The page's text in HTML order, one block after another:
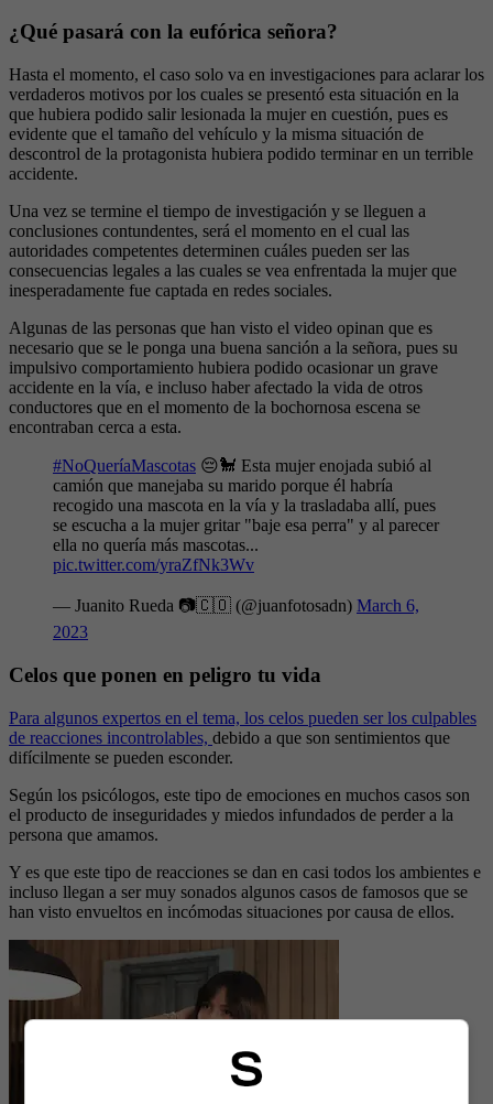
¿Qué pasará con la eufórica señora?
Hasta el momento, el caso solo va en investigaciones para aclarar los
verdaderos motivos por los cuales se presentó esta situación en la
que hubiera podido salir lesionada la mujer en cuestión, pues es
evidente que el tamaño del vehículo y la misma situación de
descontrol de la protagonista hubiera podido terminar en un terrible
accidente.
Una vez se termine el tiempo de investigación y se lleguen a
conclusiones contundentes, será el momento en el cual las
autoridades competentes determinen cuáles pueden ser las
consecuencias legales a las cuales se vea enfrentada la mujer que
inesperadamente fue captada en redes sociales.
Algunas de las personas que han visto el video opinan que es
necesario que se le ponga una buena sanción a la señora, pues su
impulsivo comportamiento hubiera podido ocasionar un grave
accidente en la vía, e incluso haber afectado la vida de otros
conductores que en el momento de la bochornosa escena se
encontraban cerca a esta.
#NoQueríaMascotas 😔🐩 Esta mujer enojada subió al
camión que manejaba su marido porque él habría
recogido una mascota en la vía y la trasladaba allí, pues
se escucha a la mujer gritar "baje esa perra" y al parecer
ella no quería más mascotas...
pic.twitter.com/yraZfNk3Wv
— Juanito Rueda 📷🇨🇴 (@juanfotosadn) March 6,
2023
Celos que ponen en peligro tu vida
Para algunos expertos en el tema, los celos pueden ser los culpables
de reacciones incontrolables, debido a que son sentimientos que
difícilmente se pueden esconder.
Según los psicólogos, este tipo de emociones en muchos casos son
el producto de inseguridades y miedos infundados de perder a la
persona que amamos.
Y es que este tipo de reacciones se dan en casi todos los ambientes e
incluso llegan a ser muy sonados algunos casos de famosos que se
han visto envueltos en incómodas situaciones por causa de ellos.